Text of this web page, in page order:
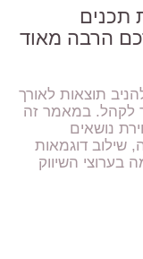
תכנים
הרבה מאוד
תוצאות לאורך
לקהל. במאמר זה
נושאים
שילוב דוגמאות
בערוצי השיווק